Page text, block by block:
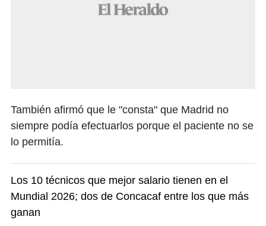
También afirmó que le "consta" que Madrid no
siempre podía efectuarlos porque el paciente no se
lo permitía.
Los 10 técnicos que mejor salario tienen en el
Mundial 2026; dos de Concacaf entre los que más
ganan